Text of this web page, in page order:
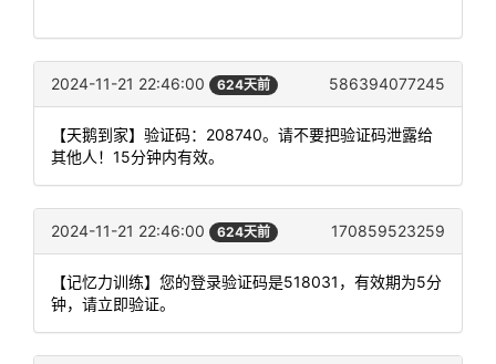
2024-11-21 22:46:00 624天前 586394077245
【天鹅到家】验证码：208740。请不要把验证码泄露给
其他人！15分钟内有效。
2024-11-21 22:46:00 624天前 170859523259
【记忆力训练】您的登录验证码是518031，有效期为5分
钟，请立即验证。